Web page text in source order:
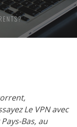
Le VPN avec
Bas, au